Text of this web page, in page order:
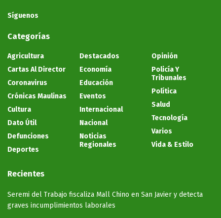
Síguenos
Categorías
Agricultura
Cartas Al Director
Coronavirus
Crónicas Maulinas
Cultura
Dato Útil
Defunciones
Deportes
Destacados
Economía
Educación
Eventos
Internacional
Nacional
Noticias
Regionales
Opinión
Policía Y
Tribunales
Política
Salud
Tecnología
Varios
Vida & Estilo
Recientes
Seremi del Trabajo fiscaliza Mall Chino en San Javier y detecta
graves incumplimientos laborales